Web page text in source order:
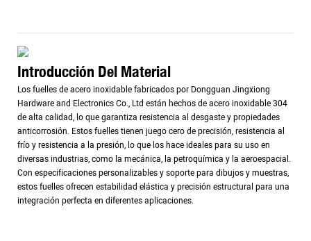
Introducción Del Material
Los fuelles de acero inoxidable fabricados por Dongguan Jingxiong
Hardware and Electronics Co., Ltd están hechos de acero inoxidable 304
de alta calidad, lo que garantiza resistencia al desgaste y propiedades
anticorrosión. Estos fuelles tienen juego cero de precisión, resistencia al
frío y resistencia a la presión, lo que los hace ideales para su uso en
diversas industrias, como la mecánica, la petroquímica y la aeroespacial.
Con especificaciones personalizables y soporte para dibujos y muestras,
estos fuelles ofrecen estabilidad elástica y precisión estructural para una
integración perfecta en diferentes aplicaciones.